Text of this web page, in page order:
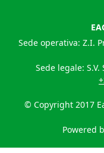
Sede operativa: Z.I.
Sede legale:
© Copyright 2017
Powered